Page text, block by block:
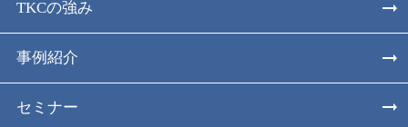
TKCの強み
事例紹介
セミナー